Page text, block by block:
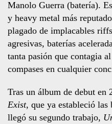
Manolo Guerra (batería).
y heavy metal más
plagado de implacables
agresivas, baterías
tanta pasión que contagia
compases en cualquier
Tras un álbum de debut en
Exist, que ya estableció las
llegó su segundo trabajo,